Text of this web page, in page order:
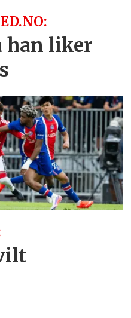
han liker